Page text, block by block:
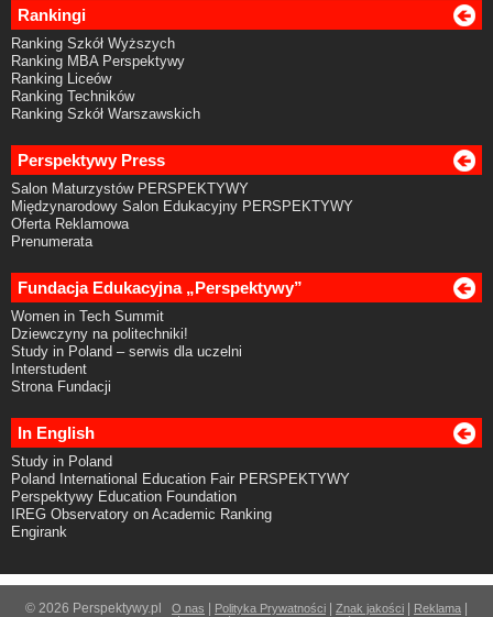
Rankingi
Ranking Szkół Wyższych
Ranking MBA Perspektywy
Ranking Liceów
Ranking Techników
Ranking Szkół Warszawskich
Perspektywy Press
Salon Maturzystów PERSPEKTYWY
Międzynarodowy Salon Edukacyjny PERSPEKTYWY
Oferta Reklamowa
Prenumerata
Fundacja Edukacyjna „Perspektywy”
Women in Tech Summit
Dziewczyny na politechniki!
Study in Poland – serwis dla uczelni
Interstudent
Strona Fundacji
In English
Study in Poland
Poland International Education Fair PERSPEKTYWY
Perspektywy Education Foundation
IREG Observatory on Academic Ranking
Engirank
© 2026 Perspektywy.pl O nas Polityka Prywatności Znak jakości Reklama